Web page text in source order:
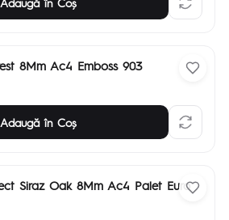
8Mm Ac4 Emboss 903
Adaugă în Coş
Siraz Oak 8Mm Ac4 Palet Euro